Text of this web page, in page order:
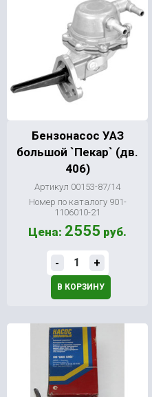
Бензонасос УАЗ
большой `Пекар` (дв.
406)
Артикул 00153-87/14
Номер по каталогу 901-
1106010-21
Цена: 2555 руб.
- +
В КОРЗИНУ